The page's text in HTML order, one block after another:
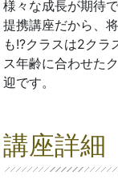
様々な成長が期待
提携講座だから、
も!?クラスは2クラ
ス年齢に合わせた
迎です。
講座詳細